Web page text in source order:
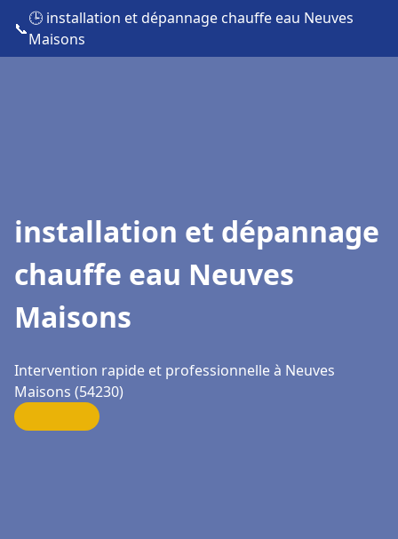
📞
🕒 installation et dépannage chauffe eau Neuves
Maisons
installation et dépannage
chauffe eau Neuves
Maisons
Intervention rapide et professionnelle à Neuves
Maisons (54230)